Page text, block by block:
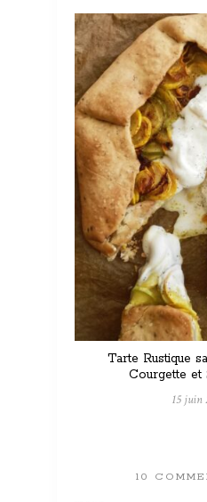
Tarte Rustique
Courgette et
15 juin
10